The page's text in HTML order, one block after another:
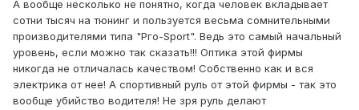
А вообще несколько не понятно, когда человек вкладывает
сотни тысяч на тюнинг и пользуется весьма сомнительными
производителями типа "Рго-Sport". Ведь это самый начальный
уровень, если можно так сказать!!! Оптика этой фирмы
никогда не отличалась качеством! Собственно как и вся
электрика от нее! А спортивный руль от этой фирмы - так это
вообще убийство водителя! Не зря руль делают